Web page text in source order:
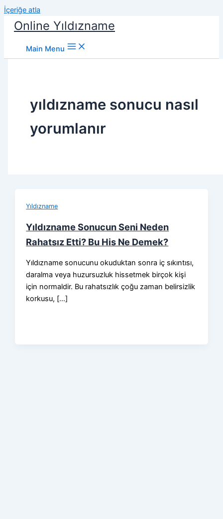
İçeriğe atla
Online Yıldızname
Main Menu
yıldızname sonucu nasıl
yorumlanır
Yıldızname
Yıldızname Sonucun Seni Neden
Rahatsız Etti? Bu His Ne Demek?
Yıldızname sonucunu okuduktan sonra iç sıkıntısı,
daralma veya huzursuzluk hissetmek birçok kişi
için normaldir. Bu rahatsızlık çoğu zaman belirsizlik
korkusu, […]